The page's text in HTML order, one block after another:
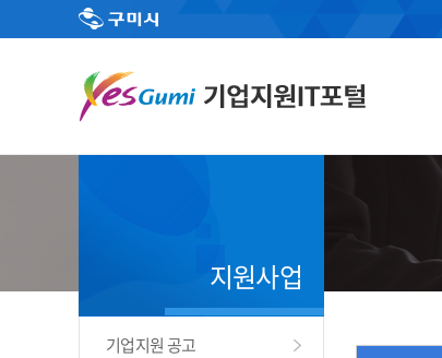
지원사업
기업지원 공고